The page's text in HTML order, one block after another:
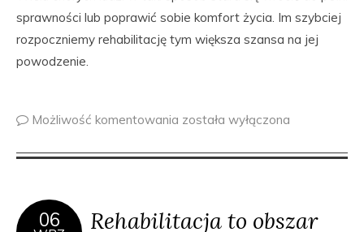
sprawności lub poprawić sobie komfort życia. Im szybciej
rozpoczniemy rehabilitację tym większa szansa na jej
powodzenie.
Możliwość komentowania została wyłączona
06
Rehabilitacja to obszar